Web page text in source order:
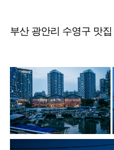
부산 광안리 수영구 맛